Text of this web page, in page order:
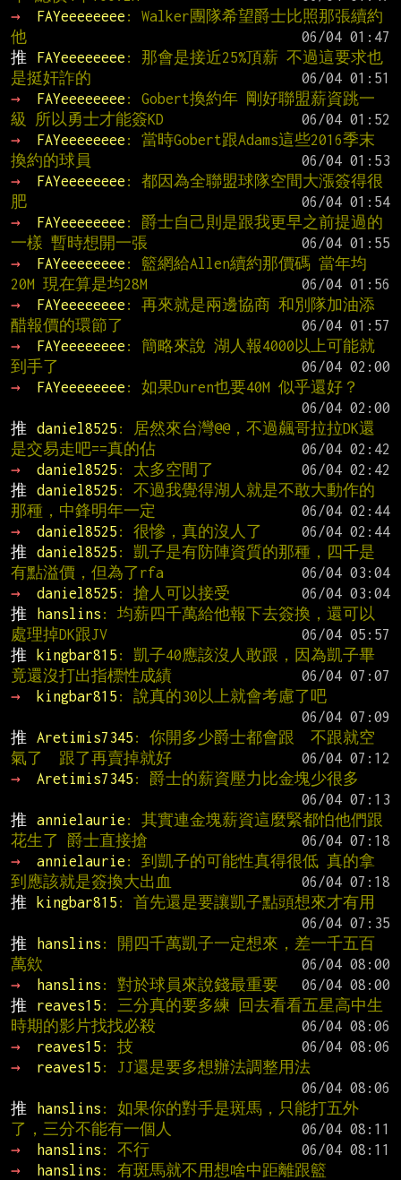
→
FAYeeeeeeee : Walker團隊希望爵士比照那張續約
他
推
FAYeeeeeeee : 那會是接近25%頂薪 不過這要求也
是挺奸詐的
→
FAYeeeeeeee : Gobert換約年 剛好聯盟薪資跳一
級 所以勇士才能簽KD
→
FAYeeeeeeee : 當時Gobert跟Adams這些2016季末
換約的球員
→
FAYeeeeeeee : 都因為全聯盟球隊空間大漲簽得很
肥
→
FAYeeeeeeee : 爵士自己則是跟我更早之前提過的
一樣 暫時想開一張
→
FAYeeeeeeee : 籃網給Allen續約那價碼 當年均
20M 現在算是均28M
→
FAYeeeeeeee : 再來就是兩邊協商 和別隊加油添
醋報價的環節了
→
FAYeeeeeeee : 簡略來說 湖人報4000以上可能就
到手了
→
FAYeeeeeeee : 如果Duren也要40M 似乎還好？
推
daniel8525 : 居然來台灣@@，不過飆哥拉拉DK還
是交易走吧==真的佔
→
daniel8525 : 太多空間了
推
daniel8525 : 不過我覺得湖人就是不敢大動作的
那種，中鋒明年一定
→
daniel8525 : 很慘，真的沒人了
推
daniel8525 : 凱子是有防陣資質的那種，四千是
有點溢價，但為了rfa
→
daniel8525 : 搶人可以接受
推
hanslins : 均薪四千萬給他報下去簽換，還可以
處理掉DK跟JV
推
kingbar815 : 凱子40應該沒人敢跟，因為凱子畢
竟還沒打出指標性成績
→
kingbar815 : 說真的30以上就會考慮了吧
推
Aretimis7345 : 你開多少爵士都會跟  不跟就空
氣了  跟了再賣掉就好
→
Aretimis7345 : 爵士的薪資壓力比金塊少很多
推
annielaurie : 其實連金塊薪資這麼緊都怕他們跟
花生了 爵士直接搶
→
annielaurie : 到凱子的可能性真得很低 真的拿
到應該就是簽換大出血
推
kingbar815 : 首先還是要讓凱子點頭想來才有用
推
hanslins : 開四千萬凱子一定想來，差一千五百
萬欸
→
hanslins : 對於球員來說錢最重要
推
reaves15 : 三分真的要多練 回去看看五星高中生
時期的影片找找必殺
→
reaves15 : 技
→
reaves15 : JJ還是要多想辦法調整用法
推
hanslins : 如果你的對手是斑馬，只能打五外
了，三分不能有一個人
→
hanslins : 不行
→
hanslins : 有斑馬就不用想啥中距離跟籃